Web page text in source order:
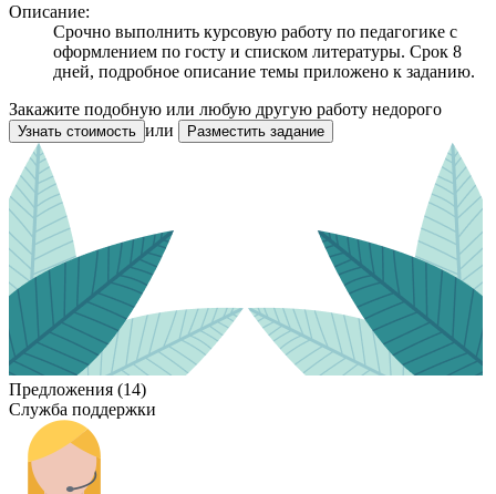
Описание:
Срочно выполнить курсовую работу по педагогике с
оформлением по госту и списком литературы. Срок 8
дней, подробное описание темы приложено к заданию.
Закажите подобную или любую другую работу недорого
Узнать стоимость или Разместить задание
Предложения (14)
Служба поддержки